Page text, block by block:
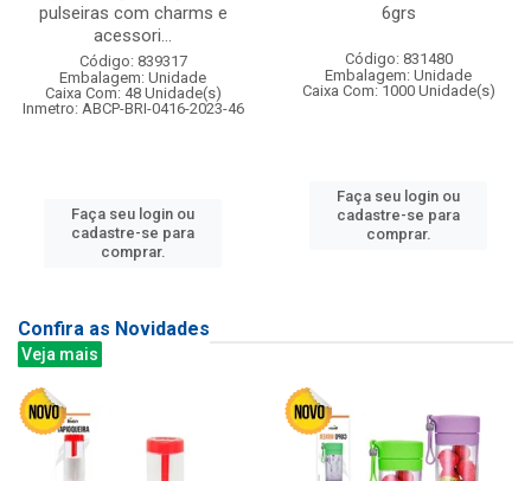
pulseiras com charms e
acessori...
Código: 839317
Embalagem: Unidade
Caixa Com: 48 Unidade(s)
Inmetro: ABCP-BRI-0416-2023-46
Faça seu login ou
cadastre-se para
comprar.
6grs
Código: 831480
Embalagem: Unidade
Caixa Com: 1000 Unidade(s)
Faça seu login ou
cadastre-se para
comprar.
Confira as Novidades
Veja mais